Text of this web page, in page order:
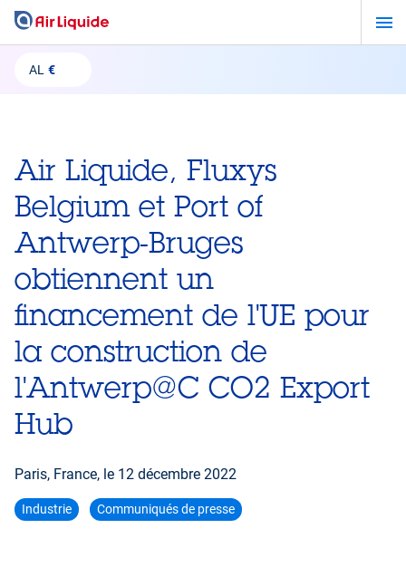
Aller
contenu
AL €
Air Liquide, Fluxys
Belgium et Port of
Antwerp-Bruges
obtiennent un
financement de l'UE pour
la construction de
l'Antwerp@C CO2 Export
Hub
Paris, France, le 12 décembre 2022
Industrie Communiqués de presse